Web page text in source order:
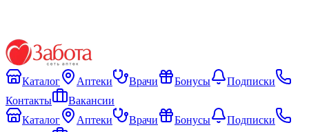
Каталог Аптеки Врачи Бонусы
Подписки
Контакты
Вакансии
Каталог
Аптеки Врачи Бонусы
Подписки